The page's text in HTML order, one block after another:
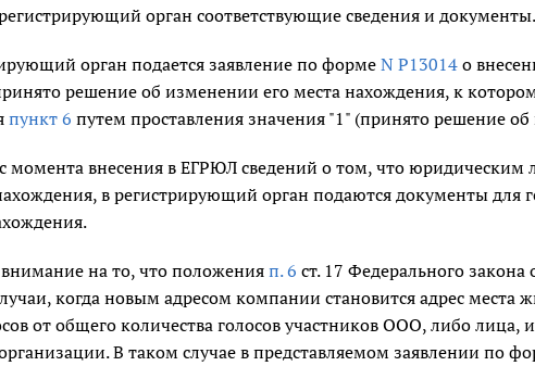
орган соответствующие сведения и документы.
орган подается заявление по форме N Р13014о
решение об изменении его места нахождения, к
пункт 6 путем проставления значения "1" (принято решение
момента внесения в ЕГРЮЛ сведений о том, что
в регистрирующий орган подаются документы для
на то, что положения п. 6 ст. 17 Федерального
когда новым адресом компании становится адрес места
от общего количества голосов участников ООО, либо лица,
В таком случае в представляемом заявлении по